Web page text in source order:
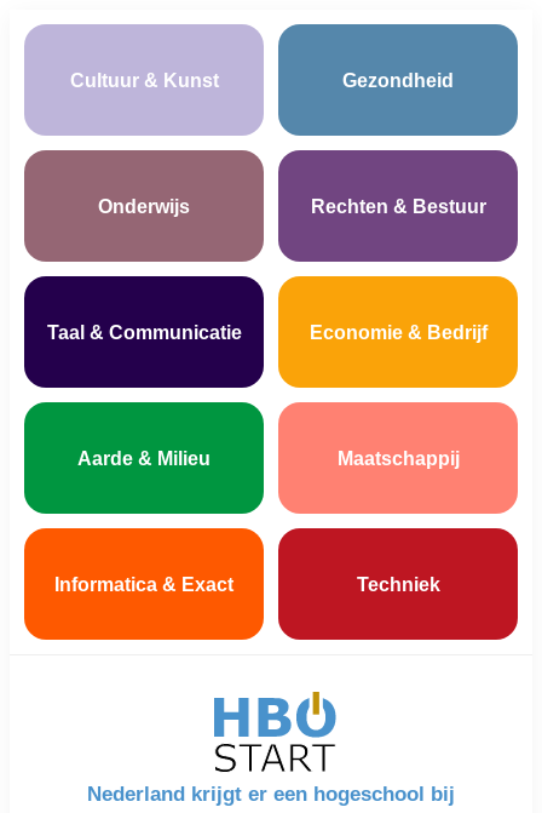
Cultuur & Kunst Gezondheid
Onderwijs Rechten & Bestuur
Taal & Communicatie Economie & Bedrijf
Aarde & Milieu Maatschappij
Informatica & Exact Techniek
Nederland krijgt er een hogeschool bij